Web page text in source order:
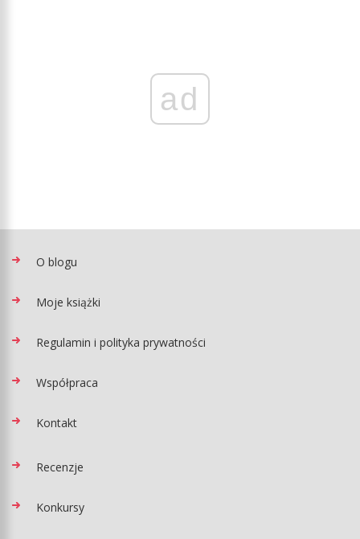
ad
O blogu
Moje książki
Regulamin i polityka prywatności
Współpraca
Kontakt
Recenzje
Konkursy